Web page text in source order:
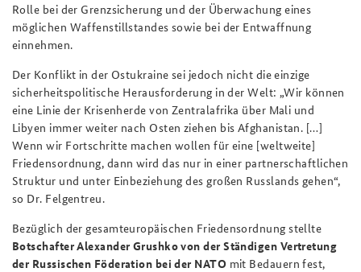
Rolle bei der Grenzsicherung und der Überwachung eines
möglichen Waffenstillstandes sowie bei der Entwaffnung
einnehmen.
Der Konflikt in der Ostukraine sei jedoch nicht die einzige
sicherheitspolitische Herausforderung in der Welt: „Wir können
eine Linie der Krisenherde von Zentralafrika über Mali und
Libyen immer weiter nach Osten ziehen bis Afghanistan. […]
Wenn wir Fortschritte machen wollen für eine [weltweite]
Friedensordnung, dann wird das nur in einer partnerschaftlichen
Struktur und unter Einbeziehung des großen Russlands gehen“,
so Dr. Felgentreu.
Bezüglich der gesamteuropäischen Friedensordnung stellte
Botschafter Alexander Grushko von der Ständigen Vertretung
der Russischen Föderation bei der NATO mit Bedauern fest,